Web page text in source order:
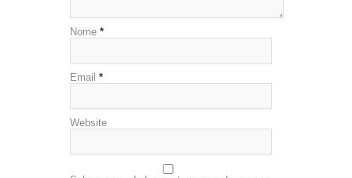
Nome *
Email *
Website